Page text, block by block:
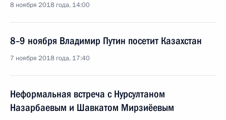
8 ноября 2018 года, 14:00
8–9 ноября Владимир Путин посетит Казахстан
7 ноября 2018 года, 17:40
Неформальная встреча с Нурсултаном
Назарбаевым и Шавкатом Мирзиёевым